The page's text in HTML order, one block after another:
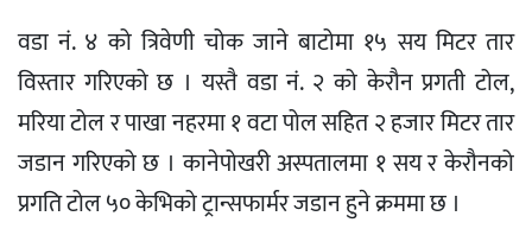
वडा नं. ४ को त्रिवेणी चोक जाने बाटोमा १५ सय मिटर तार
विस्तार गरिएको छ । यस्तै वडा नं. २ को केरौन प्रगती टोल,
मरिया टोल र पाखा नहरमा १ वटा पोल सहित २ हजार मिटर तार
जडान गरिएको छ । कानेपोखरी अस्पतालमा १ सय र केरौनको
प्रगति टोल ५० केभिको ट्रान्सफार्मर जडान हुने क्रममा छ ।